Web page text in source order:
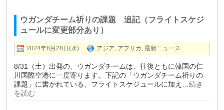
ウガンダチーム祈りの課題 追記（フライトスケジ
ュールに変更部分あり）
2024年8月28日(水) アジア, アフリカ ,最新ニュース
8/31（土）出発の、ウガンダチームは、往復ともに韓国の仁
川国際空港に一度寄ります。下記の「ウガンダチーム祈りの
課題」に書かれている、フライトスケジュールに加え
…続き
を読む